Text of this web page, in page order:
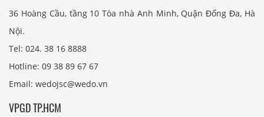
36 Hoàng Cầu, tầng 10 Tòa nhà Anh Minh, Quận Đống Đa, Hà
Nội.
Tel: 024. 38 16 8888
Hotline: 09 38 89 67 67
Email: wedojsc@wedo.vn
VPGD TP.HCM